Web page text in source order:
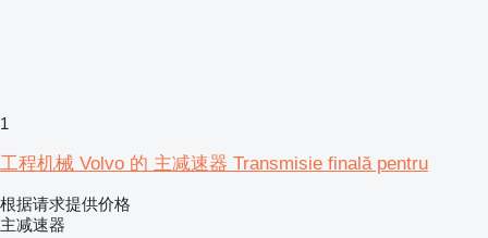
1
工程机械 Volvo 的 主减速器 Transmisie finală pentru
根据请求提供价格
主减速器